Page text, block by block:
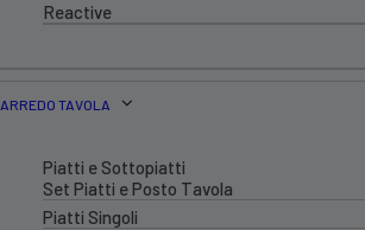
Reactive
ARREDO TAVOLA
Piatti e Sottopiatti
Set Piatti e Posto Tavola
Piatti Singoli